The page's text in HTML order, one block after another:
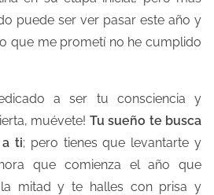
puede ser ver pasar este año y
que me prometí no he cumplido
a ser tu consciencia y
muévete! Tu sueño te busca
ti; pero tienes que levantarte y
que comienza el año que
mitad y te halles con prisa y